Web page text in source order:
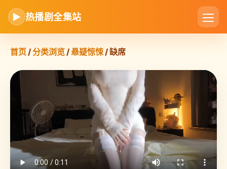
▶ 热播剧全集站
首页/分类浏览/悬疑惊悚/ 缺席